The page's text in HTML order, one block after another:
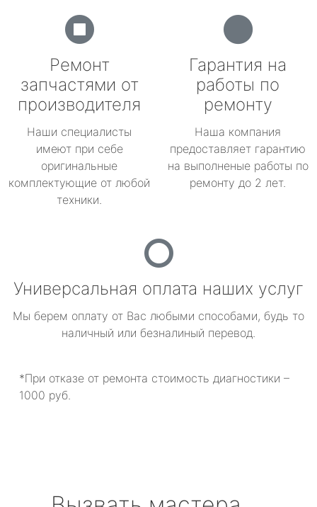
Ремонт
запчастями от
производителя
Наши специалисты
имеют при себе
оригинальные
комплектующие от любой
техники.
Гарантия на
работы по
ремонту
Наша компания
предоставляет гарантию
на выполненые работы по
ремонту до 2 лет.
Универсальная оплата наших услуг
Мы берем оплату от Вас любыми способами, будь то
наличный или безналиный перевод.
*При отказе от ремонта стоимость диагностики –
1000 руб.